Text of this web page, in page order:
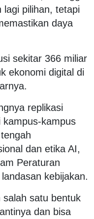
lagi pilihan, tetapi
daya
sekitar 366 miliar
ekonomi digital di
replikasi
kampus-kampus
dan etika AI,
Peraturan
kebijakan.
salah satu bentuk
dan bisa